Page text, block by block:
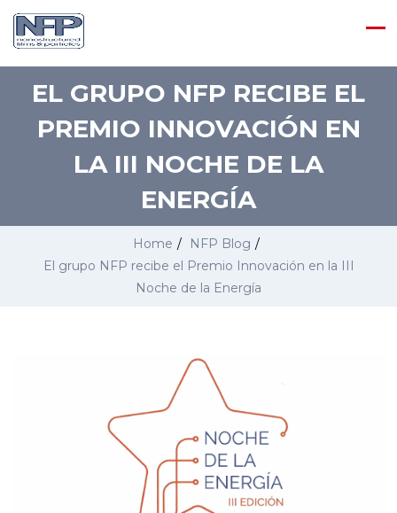
EL GRUPO NFP RECIBE EL
PREMIO INNOVACIÓN EN
LA III NOCHE DE LA
ENERGÍA
Home / NFP Blog /
El grupo NFP recibe el Premio Innovación en la III
Noche de la Energía